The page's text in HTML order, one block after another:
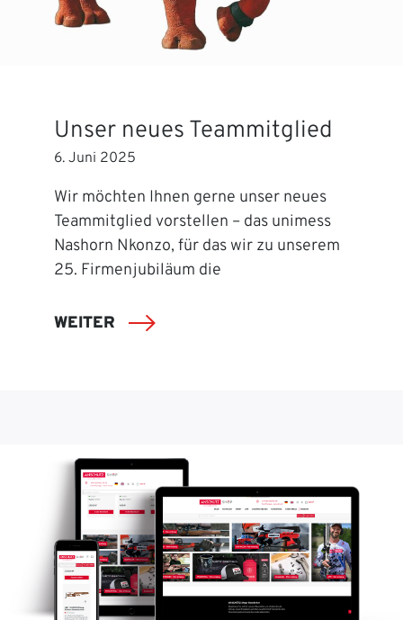
Unser neues Teammitglied
6. Juni 2025
Wir möchten Ihnen gerne unser neues
Teammitglied vorstellen – das unimess
Nashorn Nkonzo, für das wir zu unserem
25. Firmenjubiläum die
WEITER